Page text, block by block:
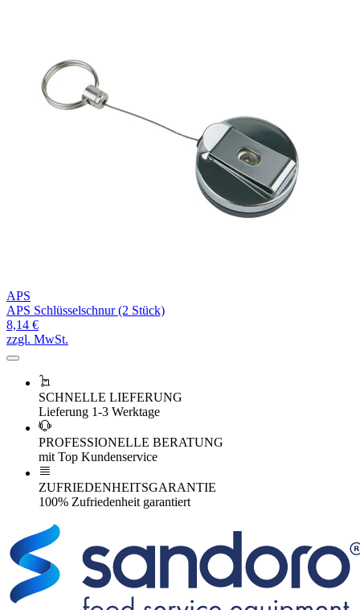
APS
APS Schlüsselschnur (2 Stück)
8,14 €
zzgl. MwSt.
SCHNELLE LIEFERUNG
Lieferung 1-3 Werktage
PROFESSIONELLE BERATUNG
mit Top Kundenservice
ZUFRIEDENHEITSGARANTIE
100% Zufriedenheit garantiert